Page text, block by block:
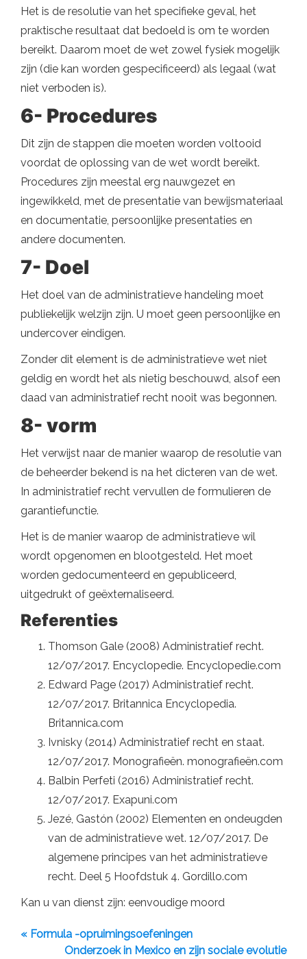
Het is de resolutie van het specifieke geval, het
praktische resultaat dat bedoeld is om te worden
bereikt. Daarom moet de wet zowel fysiek mogelijk
zijn (die kan worden gespecificeerd) als legaal (wat
niet verboden is).
6- Procedures
Dit zijn de stappen die moeten worden voltooid
voordat de oplossing van de wet wordt bereikt.
Procedures zijn meestal erg nauwgezet en
ingewikkeld, met de presentatie van bewijsmateriaal
en documentatie, persoonlijke presentaties en
andere documenten.
7- Doel
Het doel van de administratieve handeling moet
publiekelijk welzijn zijn. U moet geen persoonlijke en
undercover eindigen.
Zonder dit element is de administratieve wet niet
geldig en wordt het als nietig beschouwd, alsof een
daad van administratief recht nooit was begonnen.
8- vorm
Het verwijst naar de manier waarop de resolutie van
de beheerder bekend is na het dicteren van de wet.
In administratief recht vervullen de formulieren de
garantiefunctie.
Het is de manier waarop de administratieve wil
wordt opgenomen en blootgesteld. Het moet
worden gedocumenteerd en gepubliceerd,
uitgedrukt of geëxternaliseerd.
Referenties
Thomson Gale (2008) Administratief recht.
12/07/2017. Encyclopedie. Encyclopedie.com
Edward Page (2017) Administratief recht.
12/07/2017. Britannica Encyclopedia.
Britannica.com
Ivnisky (2014) Administratief recht en staat.
12/07/2017. Monografieën. monografieën.com
Balbin Perfeti (2016) Administratief recht.
12/07/2017. Exapuni.com
Jezé, Gastón (2002) Elementen en ondeugden
van de administratieve wet. 12/07/2017. De
algemene principes van het administratieve
recht. Deel 5 Hoofdstuk 4. Gordillo.com
Kan u van dienst zijn: eenvoudige moord
« Formula -opruimingsoefeningen
Onderzoek in Mexico en zijn sociale evolutie